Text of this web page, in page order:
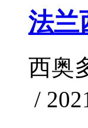
法兰
西奥
/